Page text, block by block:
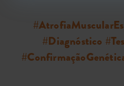
#Diagnóstico